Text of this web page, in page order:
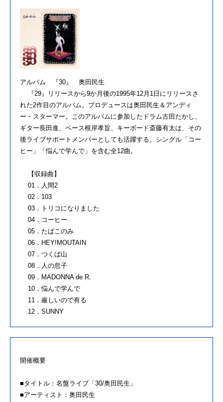
アルバム 『30』 奥田民生
『29』リリースから9か月後の1995年12月1日にリリースさ
れた2作目のアルバム。プロデュースは奥田民生＆アンディ
ー・スターマー。このアルバムに参加したドラム古田たかし、
ギター長田進、ベース根岸孝旨、キーボード斎藤有太は、その
後ライブサポートメンバーとしても活躍する。シングル「コー
ヒー」「悩んで学んで」を含む全12曲。
【収録曲】
01．人間2
02．103
03．トリコになりました
04．コーヒー
05．たばこのみ
06．HEY!MOUTAIN
07．つくば山
08．人の息子
09．MADONNA de R.
10．悩んで学んで
11．厳しいので有る
12．SUNNY
開催概要
■タイトル：名盤ライブ「30/奥田民生」
■アーティスト：奥田民生